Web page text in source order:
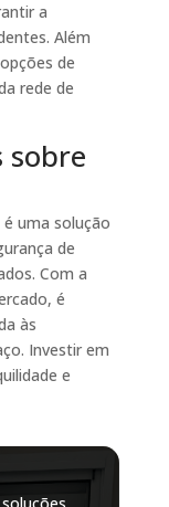
a
Além
de
rede de
sobre
uma solução
de
Com a
é
às
Investir em
e